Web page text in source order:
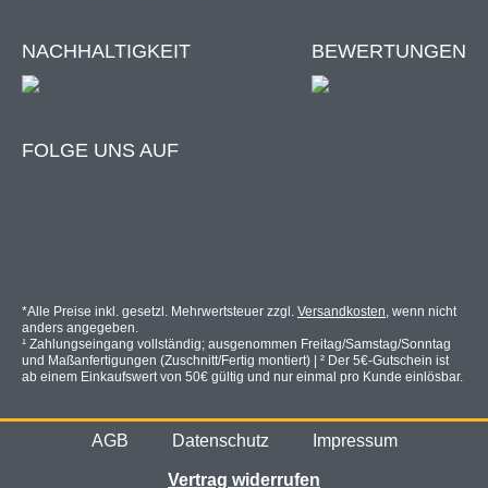
Gute Durchsicht – wesentlich besser als bei
Luftdurchlässig und atmungsaktiv
Filtert bis zu 92,83% aller Abgas- / Dieselpartikel
Nanofaser-Membran mit atmungsaktivem Netz
Ganzjährige Anwendung
Langlebigkeit
NACHHALTIGKEIT BEWERTUNGEN
FOLGE UNS AUF
*Alle Preise inkl. gesetzl. Mehrwertsteuer zzgl. Versandkosten, wenn nicht
anders angegeben.
¹ Zahlungseingang vollständig; ausgenommen Freitag/Samstag/Sonntag
und Maßanfertigungen (Zuschnitt/Fertig montiert) | ² Der 5€-Gutschein ist
ab einem Einkaufswert von 50€ gültig und nur einmal pro Kunde einlösbar.
AGB Datenschutz Impressum
Vertrag widerrufen